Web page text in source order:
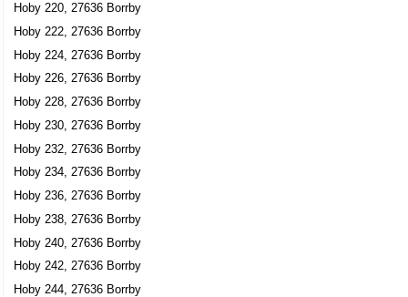
Per-Olof Tidala
Hoby Tidala, 27636 Borrby
Hoby 220, 27636 Borrby
Hoby 222, 27636 Borrby
Hoby 224, 27636 Borrby
Hoby 226, 27636 Borrby
Hoby 228, 27636 Borrby
Hoby 230, 27636 Borrby
Hoby 232, 27636 Borrby
Hoby 234, 27636 Borrby
Hoby 236, 27636 Borrby
Hoby 238, 27636 Borrby
Hoby 240, 27636 Borrby
Hoby 242, 27636 Borrby
Hoby 244, 27636 Borrby